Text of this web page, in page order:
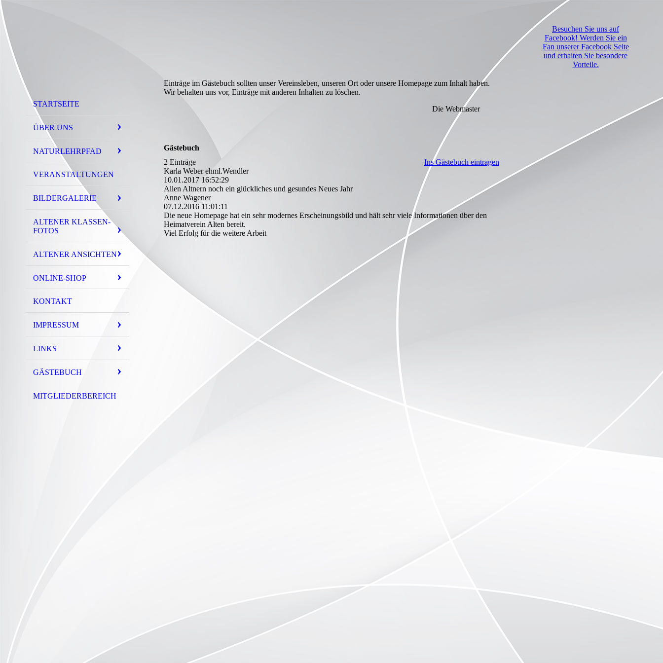
STARTSEITE
ÜBER UNS
NATURLEHRPFAD
VERANSTALTUNGEN
BILDERGALERIE
ALTENER KLASSEN-
FOTOS
ALTENER ANSICHTEN
ONLINE-SHOP
KONTAKT
IMPRESSUM
LINKS
GÄSTEBUCH
MITGLIEDERBEREICH
Einträge im Gästebuch sollten unser Vereinsleben, unseren Ort oder unsere Homepage zum Inhalt haben.
Wir behalten uns vor, Einträge mit anderen Inhalten zu löschen.
Die Webmaster
Gästebuch
2 Einträge
Ins Gästebuch eintragen
Karla Weber ehml.Wendler
10.01.2017 16:52:29
Allen Altnern noch ein glückliches und gesundes Neues Jahr
Anne Wagener
07.12.2016 11:01:11
Die neue Homepage hat ein sehr modernes Erscheinungsbild und hält sehr viele Informationen über den
Heimatverein Alten bereit.
Viel Erfolg für die weitere Arbeit
Besuchen Sie uns auf
Facebook! Werden Sie ein
Fan unserer Facebook Seite
und erhalten Sie besondere
Vorteile.